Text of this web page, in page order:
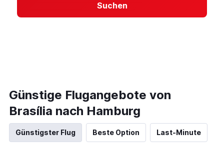
Suchen
Günstige Flugangebote von
Brasília nach Hamburg
Günstigster Flug Beste Option Last-Minute